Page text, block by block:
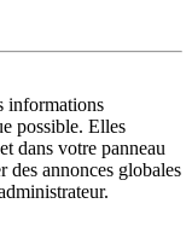
informations
possible. Elles
dans votre panneau
des annonces globales